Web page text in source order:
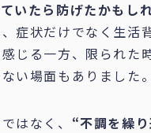
いたら防げたかもし
症状だけでなく生活
じる一方、限られた
い場面もありました
ではなく、 “不調を繰